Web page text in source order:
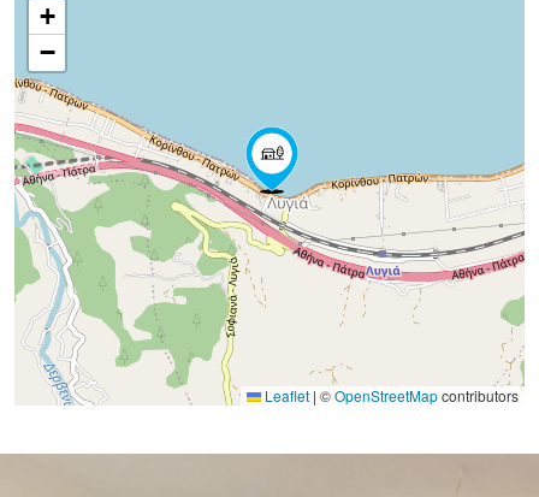
+
−
Leaflet | ©OpenStreetMapcontributors